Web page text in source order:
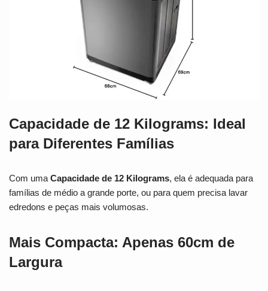
Capacidade de 12 Kilograms: Ideal
para Diferentes Famílias
Com uma Capacidade de 12 Kilograms, ela é adequada para
famílias de médio a grande porte, ou para quem precisa lavar
edredons e peças mais volumosas.
Mais Compacta: Apenas 60cm de
Largura